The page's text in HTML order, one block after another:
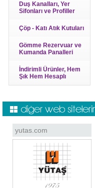
Duş Kanalları, Yer
Sifonları ve Profiller
Çöp - Katı Atık Kutuları
Gömme Rezervuar ve
Kumanda Panalleri
İndirimli Ürünler, Hem
Şık Hem Hesaplı
yutas.com